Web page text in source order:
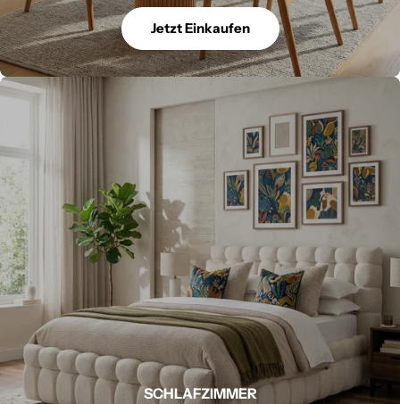
Jetzt Einkaufen
SCHLAFZIMMER